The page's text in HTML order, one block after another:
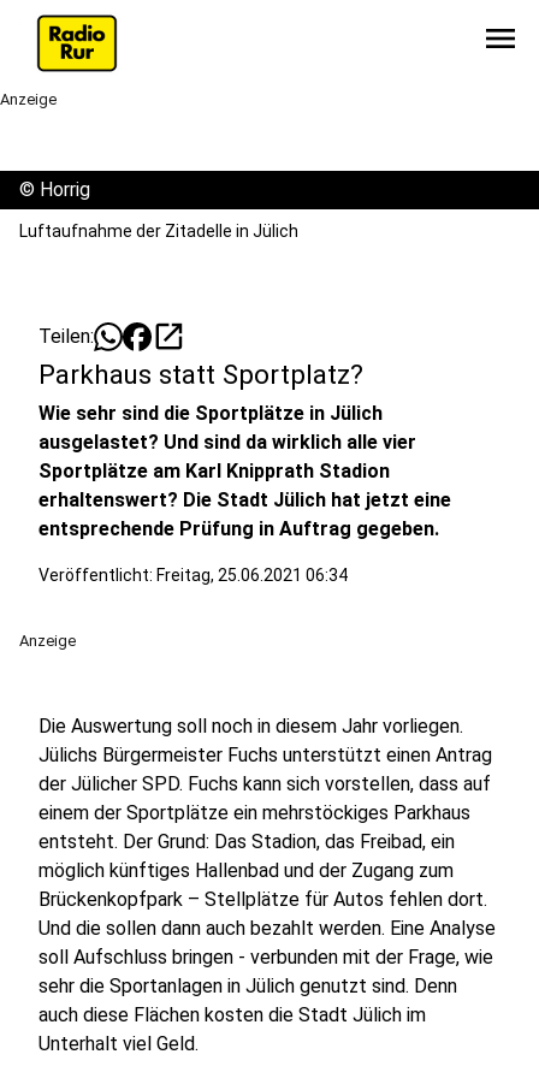
menu
Anzeige
© Horrig
Luftaufnahme der Zitadelle in Jülich
Teilen: open_in_new
Parkhaus statt Sportplatz?
Wie sehr sind die Sportplätze in Jülich
ausgelastet? Und sind da wirklich alle vier
Sportplätze am Karl Knipprath Stadion
erhaltenswert? Die Stadt Jülich hat jetzt eine
entsprechende Prüfung in Auftrag gegeben.
Veröffentlicht: Freitag, 25.06.2021 06:34
Anzeige
Die Auswertung soll noch in diesem Jahr vorliegen.
Jülichs Bürgermeister Fuchs unterstützt einen Antrag
der Jülicher SPD. Fuchs kann sich vorstellen, dass auf
einem der Sportplätze ein mehrstöckiges Parkhaus
entsteht. Der Grund: Das Stadion, das Freibad, ein
möglich künftiges Hallenbad und der Zugang zum
Brückenkopfpark – Stellplätze für Autos fehlen dort.
Und die sollen dann auch bezahlt werden. Eine Analyse
soll Aufschluss bringen - verbunden mit der Frage, wie
sehr die Sportanlagen in Jülich genutzt sind. Denn
auch diese Flächen kosten die Stadt Jülich im
Unterhalt viel Geld.